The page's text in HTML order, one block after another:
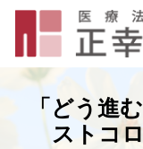
「どう進
ストコ